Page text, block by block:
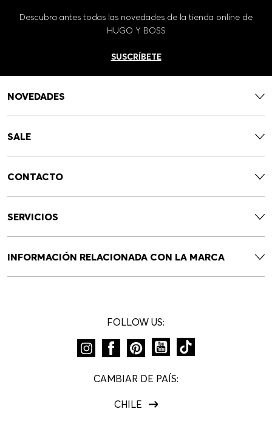
Descubra antes todas las novedades de la tienda online de
HUGO Y BOSS
SUSCRÍBETE
NOVEDADES
SALE
CONTACTO
SERVICIOS
INFORMACIÓN RELACIONADA CON LA MARCA
FOLLOW US:
CAMBIAR DE PAÍS:
CHILE